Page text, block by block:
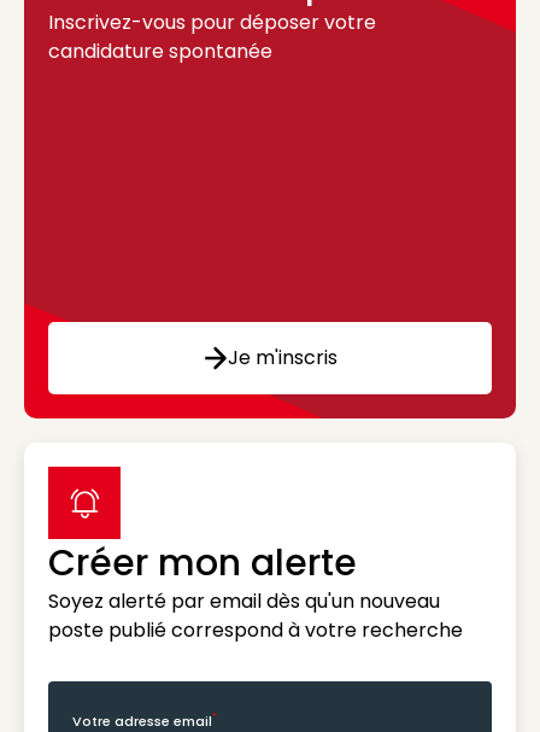
Inscrivez-vous pour déposer votre
candidature spontanée
Je m'inscris
Créer mon alerte
Soyez alerté par email dès qu'un nouveau
poste publié correspond à votre recherche
label icon
Votre adresse email*